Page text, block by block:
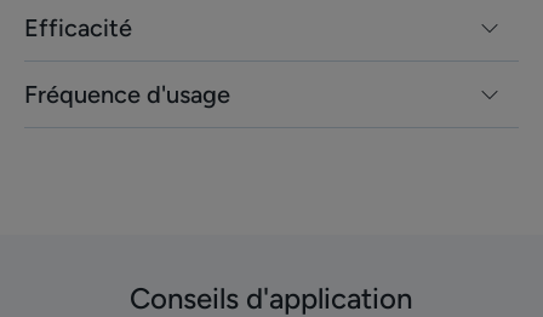
Efficacité
Fréquence d'usage
Conseils d'application